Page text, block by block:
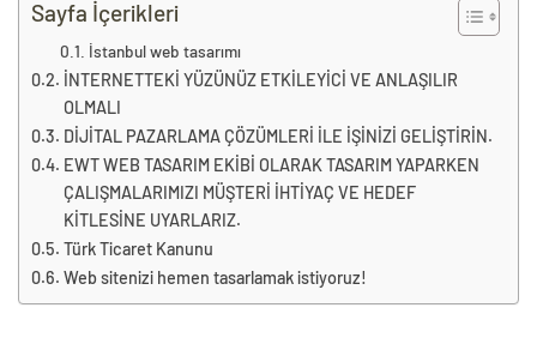
Sayfa İçerikleri
İstanbul web tasarımı
İNTERNETTEKİ YÜZÜNÜZ ETKİLEYİCİ VE ANLAŞILIR
OLMALI
DİJİTAL PAZARLAMA ÇÖZÜMLERİ İLE İŞİNİZİ GELİŞTİRİN.
EWT WEB TASARIM EKİBİ OLARAK TASARIM YAPARKEN
ÇALIŞMALARIMIZI MÜŞTERİ İHTİYAÇ VE HEDEF
KİTLESİNE UYARLARIZ.
Türk Ticaret Kanunu
Web sitenizi hemen tasarlamak istiyoruz!